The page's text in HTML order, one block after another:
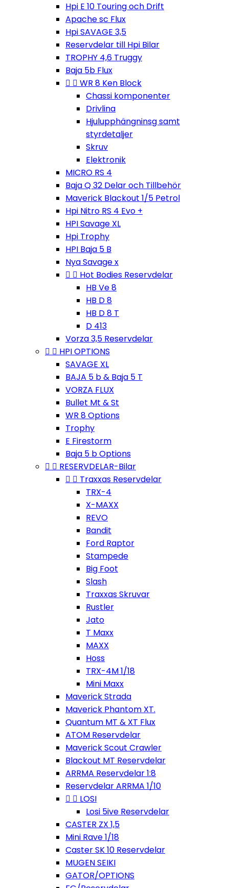
Hpi E 10 Touring och Drift
Apache sc Flux
Hpi SAVAGE 3,5
Reservdelar till Hpi Bilar
TROPHY 4,6 Truggy
Baja 5b Flux
  WR 8 Ken Block
Chassi komponenter
Drivlina
Hjulupphängninsg samt
styrdetaljer
Skruv
Elektronik
MICRO RS 4
Baja Q 32 Delar och Tillbehör
Maverick Blackout 1/5 Petrol
Hpi Nitro RS 4 Evo +
HPI Savage XL
Hpi Trophy
HPI Baja 5 B
Nya Savage x
  Hot Bodies Reservdelar
HB Ve 8
HB D 8
HB D 8 T
D 413
Vorza 3,5 Reservdelar
  HPI OPTIONS
SAVAGE XL
BAJA 5 b & Baja 5 T
VORZA FLUX
Bullet Mt & St
WR 8 Options
Trophy
E Firestorm
Baja 5 b Options
  RESERVDELAR-Bilar
  Traxxas Reservdelar
TRX-4
X-MAXX
REVO
Bandit
Ford Raptor
Stampede
Big Foot
Slash
Traxxas Skruvar
Rustler
Jato
T Maxx
MAXX
Hoss
TRX-4M 1/18
Mini Maxx
Maverick Strada
Maverick Phantom XT.
Quantum MT & XT Flux
ATOM Reservdelar
Maverick Scout Crawler
Blackout MT Reservdelar
ARRMA Reservdelar 1:8
Reservdelar ARRMA 1/10
  LOSI
Losi 5ive Reservdelar
CASTER ZX 1,5
Mini Rave 1/18
Caster SK 10 Reservdelar
MUGEN SEIKI
GATOR/OPTIONS